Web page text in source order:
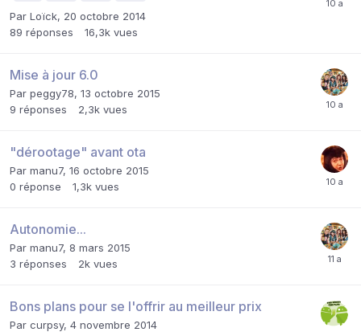
Par Loïck, 20 octobre 2014
89 réponses 16,3k vues
Mise à jour 6.0
Par peggy78, 13 octobre 2015
9 réponses 2,3k vues
"dérootage" avant ota
Par manu7, 16 octobre 2015
0 réponse 1,3k vues
Autonomie...
Par manu7, 8 mars 2015
3 réponses 2k vues
Bons plans pour se l'offrir au meilleur prix
Par curpsy, 4 novembre 2014